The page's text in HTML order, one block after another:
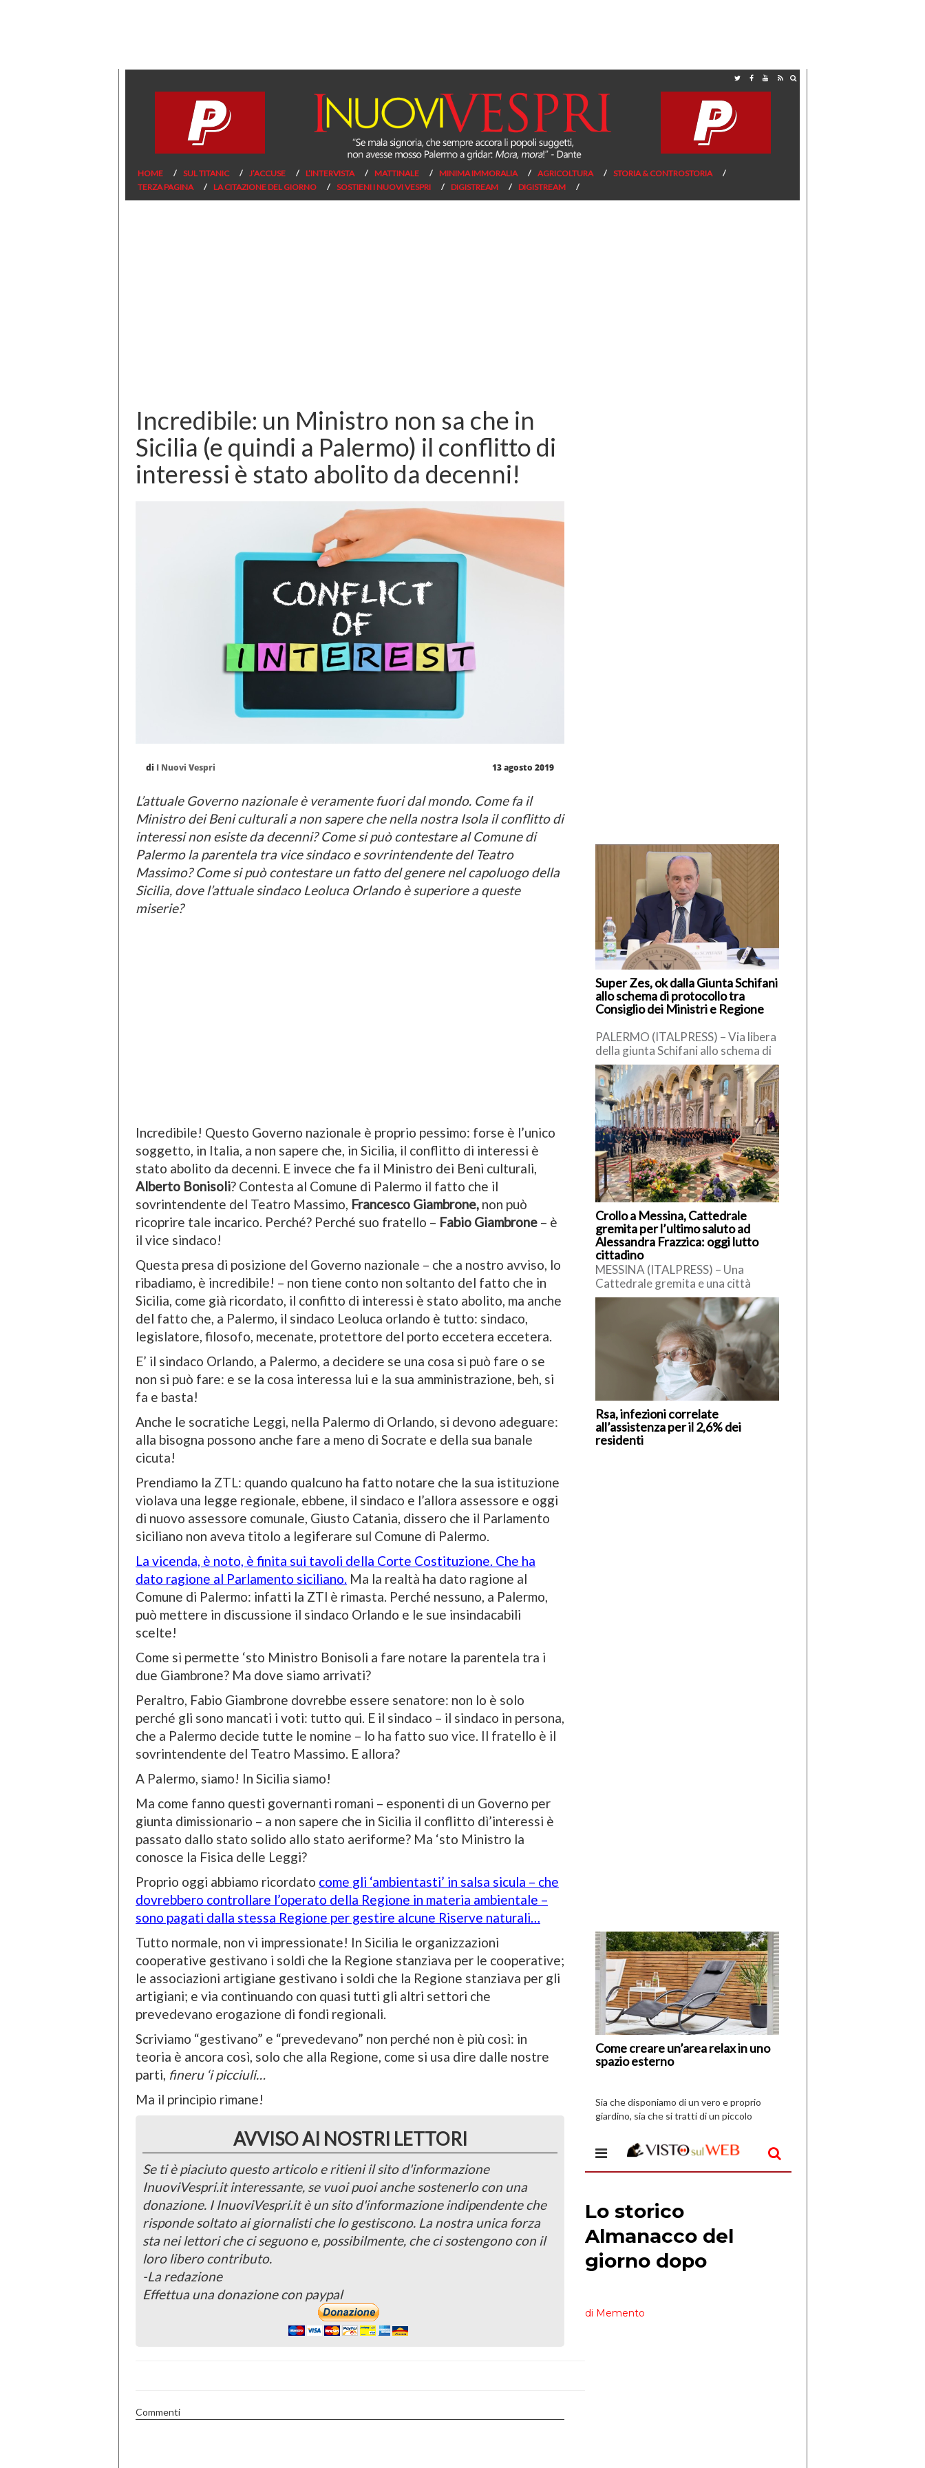
HOME SUL TITANIC J’ACCUSE L’INTERVISTA MATTINALE MINIMA IMMORALIA AGRICOLTURA
STORIA & CONTROSTORIA
TERZA PAGINA
LA CITAZIONE DEL GIORNO SOSTIENI I NUOVI VESPRI DIGISTREAM DIGISTREAM
Incredibile: un Ministro non sa che in
Sicilia (e quindi a Palermo) il conflitto di
interessi è stato abolito da decenni!
di I Nuovi Vespri 13 agosto 2019
L’attuale Governo nazionale è veramente fuori dal mondo. Come fa il
Ministro dei Beni culturali a non sapere che nella nostra Isola il conflitto di
interessi non esiste da decenni? Come si può contestare al Comune di
Palermo la parentela tra vice sindaco e sovrintendente del Teatro
Massimo? Come si può contestare un fatto del genere nel capoluogo della
Sicilia, dove l’attuale sindaco Leoluca Orlando è superiore a queste
miserie?
Incredibile! Questo Governo nazionale è proprio pessimo: forse è l’unico
soggetto, in Italia, a non sapere che, in Sicilia, il conflitto di interessi è
stato abolito da decenni. E invece che fa il Ministro dei Beni culturali,
Alberto Bonisoli? Contesta al Comune di Palermo il fatto che il
sovrintendente del Teatro Massimo, Francesco Giambrone, non può
ricoprire tale incarico. Perché? Perché suo fratello – Fabio Giambrone – è
il vice sindaco!
Questa presa di posizione del Governo nazionale – che a nostro avviso, lo
ribadiamo, è incredibile! – non tiene conto non soltanto del fatto che in
Sicilia, come già ricordato, il confitto di interessi è stato abolito, ma anche
del fatto che, a Palermo, il sindaco Leoluca orlando è tutto: sindaco,
legislatore, filosofo, mecenate, protettore del porto eccetera eccetera.
E’ il sindaco Orlando, a Palermo, a decidere se una cosa si può fare o se
non si può fare: e se la cosa interessa lui e la sua amministrazione, beh, si
fa e basta!
Anche le socratiche Leggi, nella Palermo di Orlando, si devono adeguare:
alla bisogna possono anche fare a meno di Socrate e della sua banale
cicuta!
Prendiamo la ZTL: quando qualcuno ha fatto notare che la sua istituzione
violava una legge regionale, ebbene, il sindaco e l’allora assessore e oggi
di nuovo assessore comunale, Giusto Catania, dissero che il Parlamento
siciliano non aveva titolo a legiferare sul Comune di Palermo.
La vicenda, è noto, è finita sui tavoli della Corte Costituzione. Che ha
dato ragione al Parlamento siciliano. Ma la realtà ha dato ragione al
Comune di Palermo: infatti la ZTl è rimasta. Perché nessuno, a Palermo,
può mettere in discussione il sindaco Orlando e le sue insindacabili
scelte!
Come si permette ‘sto Ministro Bonisoli a fare notare la parentela tra i
due Giambrone? Ma dove siamo arrivati?
Peraltro, Fabio Giambrone dovrebbe essere senatore: non lo è solo
perché gli sono mancati i voti: tutto qui. E il sindaco – il sindaco in persona,
che a Palermo decide tutte le nomine – lo ha fatto suo vice. Il fratello è il
sovrintendente del Teatro Massimo. E allora?
A Palermo, siamo! In Sicilia siamo!
Ma come fanno questi governanti romani – esponenti di un Governo per
giunta dimissionario – a non sapere che in Sicilia il conflitto dì’interessi è
passato dallo stato solido allo stato aeriforme? Ma ‘sto Ministro la
conosce la Fisica delle Leggi?
Proprio oggi abbiamo ricordato come gli ‘ambientasti’ in salsa sicula – che
dovrebbero controllare l’operato della Regione in materia ambientale –
sono pagati dalla stessa Regione per gestire alcune Riserve naturali…
Tutto normale, non vi impressionate! In Sicilia le organizzazioni
cooperative gestivano i soldi che la Regione stanziava per le cooperative;
le associazioni artigiane gestivano i soldi che la Regione stanziava per gli
artigiani; e via continuando con quasi tutti gli altri settori che
prevedevano erogazione di fondi regionali.
Scriviamo “gestivano” e “prevedevano” non perché non è più così: in
teoria è ancora così, solo che alla Regione, come si usa dire dalle nostre
parti, fineru ‘i picciuli…
Ma il principio rimane!
AVVISO AI NOSTRI LETTORI
Se ti è piaciuto questo articolo e ritieni il sito d'informazione
InuoviVespri.it interessante, se vuoi puoi anche sostenerlo con una
donazione. I InuoviVespri.it è un sito d'informazione indipendente che
risponde soltato ai giornalisti che lo gestiscono. La nostra unica forza
sta nei lettori che ci seguono e, possibilmente, che ci sostengono con il
loro libero contributo.
-La redazione
Effettua una donazione con paypal
Commenti
Super Zes, ok dalla Giunta Schifani
allo schema di protocollo tra
Consiglio dei Ministri e Regione
PALERMO (ITALPRESS) – Via libera
della giunta Schifani allo schema di
protocollo tra la Regione Siciliana e
la presidenza del […]
Crollo a Messina, Cattedrale
gremita per l’ultimo saluto ad
Alessandra Frazzica: oggi lutto
cittadino
MESSINA (ITALPRESS) – Una
Cattedrale gremita e una città
raccolta nel silenzio hanno
accompagnato l’ultimo saluto ad
Alessandra Frazzica, la […]
Rsa, infezioni correlate
all’assistenza per il 2,6% dei
residenti
Come creare un’area relax in uno
spazio esterno
di
I
Vespri
Sia che disponiamo di un vero e proprio
giardino, sia che si tratti di un piccolo